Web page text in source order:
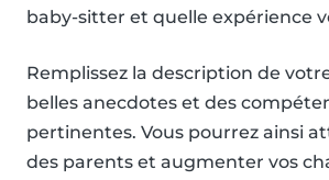
baby-sitter et quelle expérience
Remplissez la description de
belles anecdotes et des
pertinentes. Vous pourrez ainsi
des parents et augmenter vos